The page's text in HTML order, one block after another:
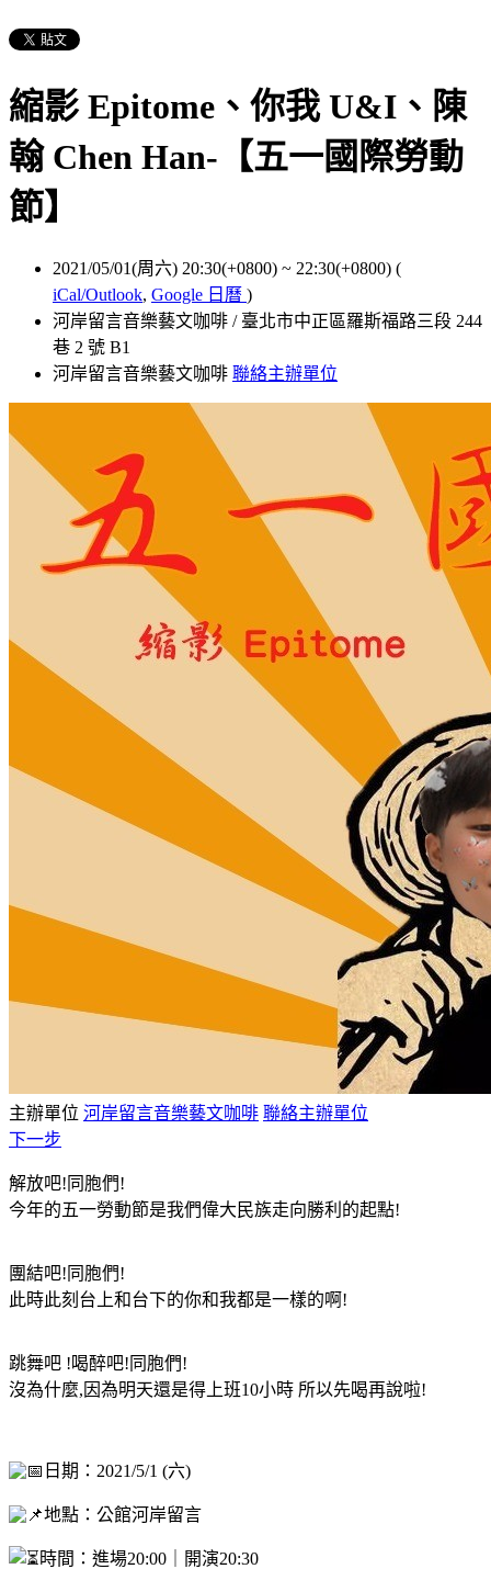
縮影 Epitome、你我 U&I、陳
翰 Chen Han-【五一國際勞動
節】
2021/05/01(周六) 20:30(+0800) ~ 22:30(+0800) (
iCal/Outlook, Google 日曆 )
河岸留言音樂藝文咖啡 / 臺北市中正區羅斯福路三段 244
巷 2 號 B1
河岸留言音樂藝文咖啡 聯絡主辦單位
主辦單位 河岸留言音樂藝文咖啡 聯絡主辦單位
下一步
解放吧!同胞們!
今年的五一勞動節是我們偉大⺠族走向勝利的起點!
團結吧!同胞們!
此時此刻台上和台下的你和我都是一樣的啊!
跳舞吧 !喝醉吧!同胞們!
沒為什麼,因為明天還是得上班10小時 所以先喝再說啦!
日期：2021/5/1 (六)
地點：公館河岸留言
時間：進場20:00｜開演20:30